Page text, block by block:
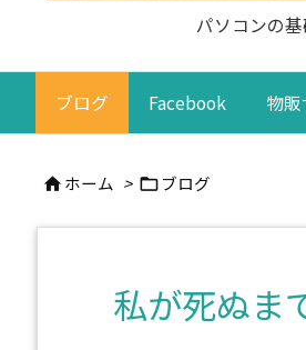
パソコンの
ブログ Facebook 物
 ホーム > ブログ
私が死ぬま